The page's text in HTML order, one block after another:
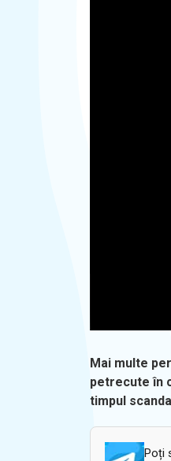
Mai multe
petrecute în
timpul
Poți